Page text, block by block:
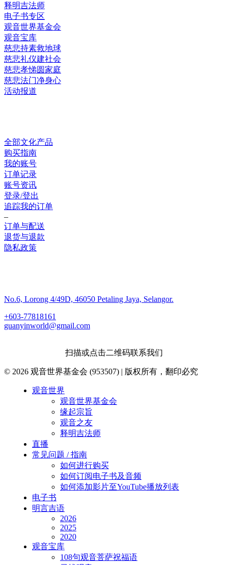
释明吉法师
电子书专区
观音世界基金会
观音宝库
慈悲持素救地球
慈悲礼仪建社会
慈悲孝悌圆家庭
慈悲法门净身心
活动报道
全部文化产品
购买指南
我的账号
订单记录
账号资讯
登录/登出
追踪我的订单
–
订单与配送
退货与退款
隐私政策
No.6, Lorong 4/49D, 46050 Petaling Jaya, Selangor.
+603-77818161
guanyinworld@gmail.com
扫描或点击二维码联系我们
© 2026 观音世界基金会 (953507) | 版权所有，翻印必究
观音世界
观音世界基金会
缘起宗旨
观音之友
释明吉法师
直播
常见问题 / 指南
如何进行购买
如何订阅电子书及音频
如何添加影片至YouTube播放列表
电子书
明言吉语
2026
2025
2020
观音宝库
108句观音菩萨祝福语